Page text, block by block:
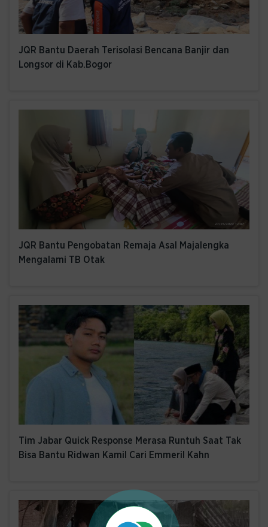
JQR Bantu Daerah Terisolasi Bencana Banjir dan
Longsor di Kab.Bogor
JQR Bantu Pengobatan Remaja Asal Majalengka
Mengalami TB Otak
Tim Jabar Quick Response Merasa Runtuh Saat Tak
Bisa Bantu Ridwan Kamil Cari Emmeril Kahn